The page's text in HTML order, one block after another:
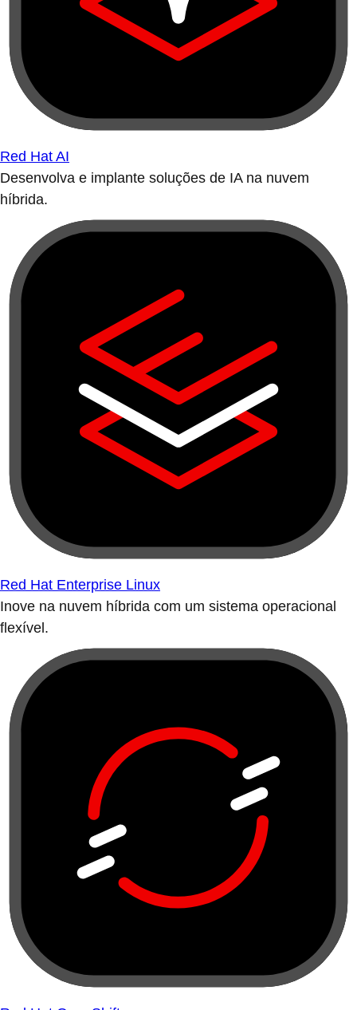
Red Hat AI
Desenvolva e implante soluções de IA na nuvem
híbrida.
Red Hat Enterprise Linux
Inove na nuvem híbrida com um sistema operacional
flexível.